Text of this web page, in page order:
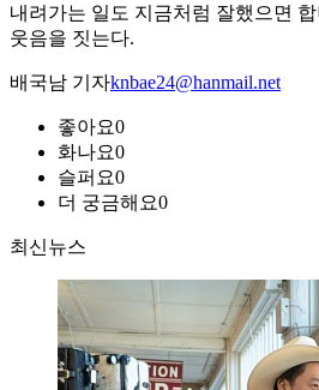
내려가는 일도 지금처럼 잘했으면
웃음을 짓는다.
배국남 기자knbae24@hanmail.net
좋아요0
화나요0
슬퍼요0
더 궁금해요0
최신뉴스